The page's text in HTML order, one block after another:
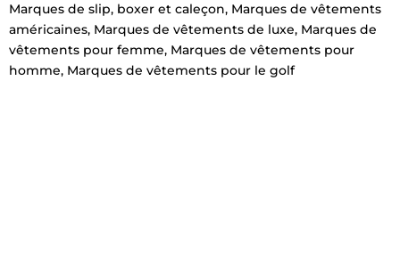
Marques de slip, boxer et caleçon, Marques de vêtements
américaines, Marques de vêtements de luxe, Marques de
vêtements pour femme, Marques de vêtements pour
homme, Marques de vêtements pour le golf